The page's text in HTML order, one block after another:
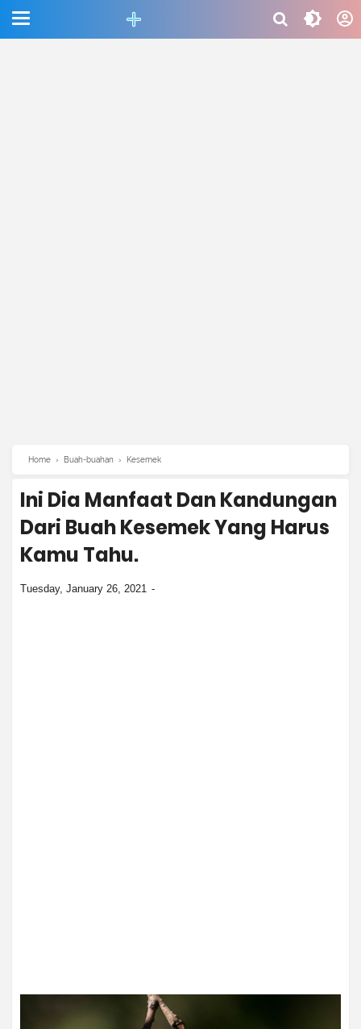
Home › Buah-buahan › Kesemek
Ini Dia Manfaat Dan Kandungan
Dari Buah Kesemek Yang Harus
Kamu Tahu.
Tuesday, January 26, 2021